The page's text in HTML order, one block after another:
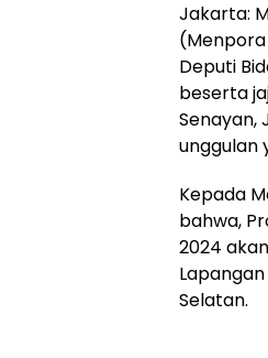
Jakarta:
Deputi
beserta
Senayan,
unggulan
Kepada
bahwa,
2024
Selatan.